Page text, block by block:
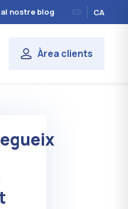
nostre blog ES CA
Àrea clients